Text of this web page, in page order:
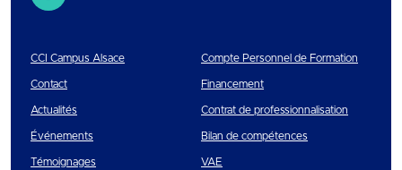
CCI Campus Alsace
Contact
Actualités
Événements
Témoignages
Compte Personnel de Formation
Financement
Contrat de professionnalisation
Bilan de compétences
VAE